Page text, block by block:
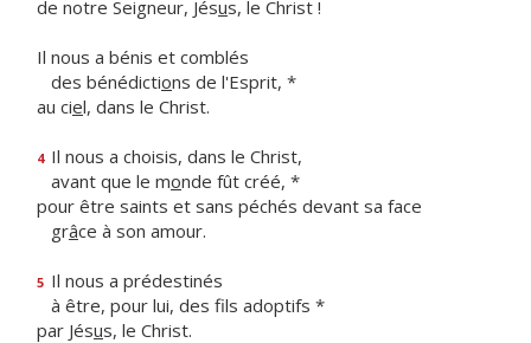
de notre Seigneur, Jésus, le Christ !
Il nous a bénis et comblés
des bénédictions de l'Esprit, *
au ciel, dans le Christ.
4 Il nous a choisis, dans le Christ,
avant que le monde fût créé, *
pour être saints et sans péchés devant sa face
grâce à son amour.
5 Il nous a prédestinés
à être, pour lui, des fls adoptifs *
par Jésus, le Christ.